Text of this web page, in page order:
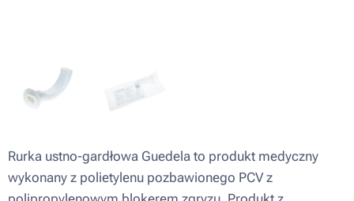
Rurka ustno-gardłowa Guedela to produkt medyczny
wykonany z polietylenu pozbawionego PCV z